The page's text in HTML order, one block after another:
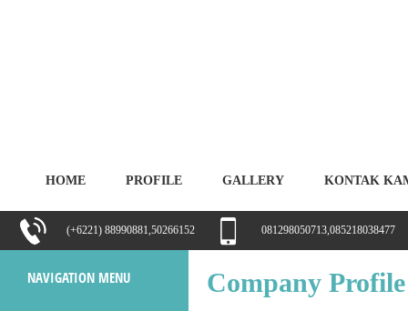
HOME PROFILE GALLERY KONTAK
(+6221) 88990881,50266152 081298050713,085218038477
NAVIGATION MENU Company Profile